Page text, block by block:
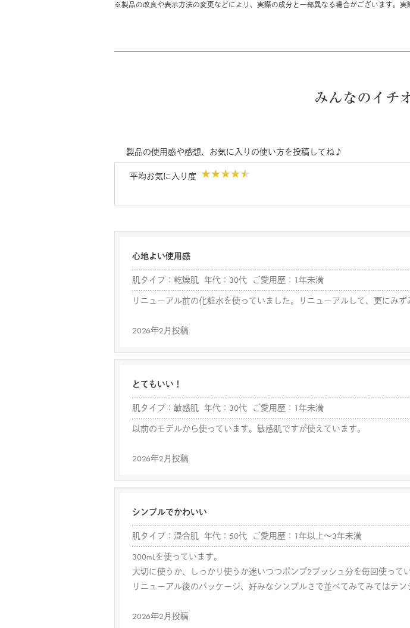
※製品の改良や表示方法の変更などにより、実際の成分と一部異なる場合がございます。実
みんなのイチ
製品の使用感や感想、お気に入りの使い方を投稿してね♪
平均お気に入り度
心地よい使用感
肌タイプ：乾燥肌 年代：30代 ご愛用歴：1年未満
リニューアル前の化粧水を使っていました。リニューアルして、更にみ
2026年2月投稿
とてもいい！
肌タイプ：敏感肌 年代：30代 ご愛用歴：1年未満
以前のモデルから使っています。敏感肌ですが使えています。
2026年2月投稿
シンプルでかわいい
肌タイプ：混合肌 年代：50代 ご愛用歴：1年以上～3年未満
300mLを使っています。
大切に使うか、しっかり使うか迷いつつポンプ2プッシュ分を毎回使ってい
リニューアル後のパッケージ、好みなシンプルさで並べてみてみてはテン
2026年2月投稿